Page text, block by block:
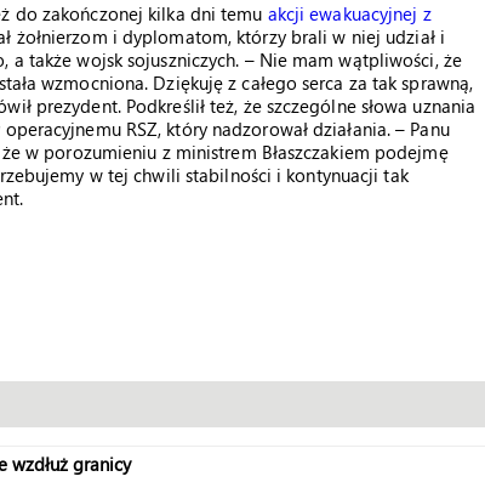
do zakończonej kilka dni temu akcji ewakuacyjnej z
żołnierzom i dyplomatom, którzy brali w niej udział i
także wojsk sojuszniczych. – Nie mam wątpliwości, że
wzmocniona. Dziękuję z całego serca za tak sprawną,
prezydent. Podkreślił też, że szczególne słowa uznania
RSZ, który nadzorował działania. – Panu
w porozumieniu z ministrem Błaszczakiem podejmę
w tej chwili stabilności i kontynuacji tak
wzdłuż granicy